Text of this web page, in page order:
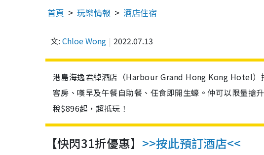
首頁 玩樂情報 酒店住宿
文: Chloe Wong 2022.07.13
港島海逸君綽酒店（Harbour Grand Hong Kong Hotel
客房、嘆早及午餐自助餐、任食即開生蠔。仲可以限量搶
稅$896起，超抵玩！
【快閃31折優惠】 >>按此預訂酒店<<